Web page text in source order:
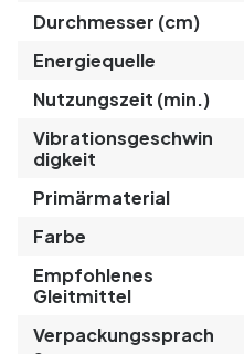
Durchmesser (cm)
Energiequelle
Nutzungszeit (min.)
Vibrationsgeschwin
digkeit
Primärmaterial
Farbe
Empfohlenes
Gleitmittel
Verpackungssprach